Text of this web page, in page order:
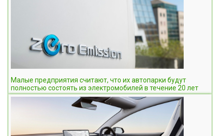
Малые предприятия считают, что их автопарки будут
полностью состоять из электромобилей в течение 20 лет